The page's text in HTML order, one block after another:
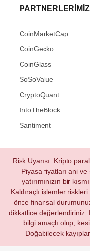
PARTNERLERIMIZ
CoinMarketCap
CoinGecko
CoinGlass
SoSoValue
CryptoQuant
IntoTheBlock
Santiment
Risk Uyarısı: Kripto
Piyasa fiyatları ani
yatırımınızın bir
Kaldıraçlı işlemler riskleri
önce finansal
dikkatlice değerlendiriniz.
bilgi amaçlı olup,
Doğabilecek